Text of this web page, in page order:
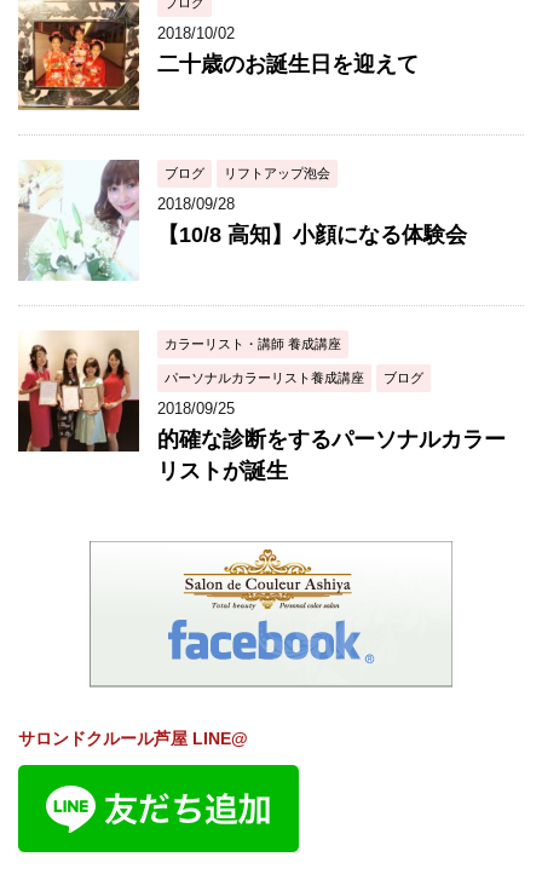
2018/10/02
二十歳のお誕生日を迎えて
ブログ リフトアップ泡会
2018/09/28
【10/8 高知】小顔になる体験会
カラーリスト・講師 養成講座
パーソナルカラーリスト養成講座 ブログ
2018/09/25
的確な診断をするパーソナルカラー
リストが誕生
サロンドクルール芦屋 LINE@